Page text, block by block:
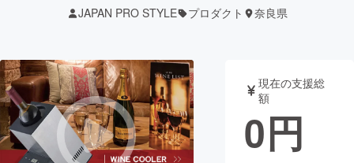
テクノロジー・ガジェット
映像・映画 書籍・雑誌
JAPAN PRO STYLE プロダクト 奈良県
現在の支援総
額
0円